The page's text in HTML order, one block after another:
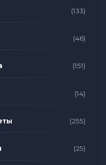
(133)
(46)
(151)
(14)
(255)
(25)